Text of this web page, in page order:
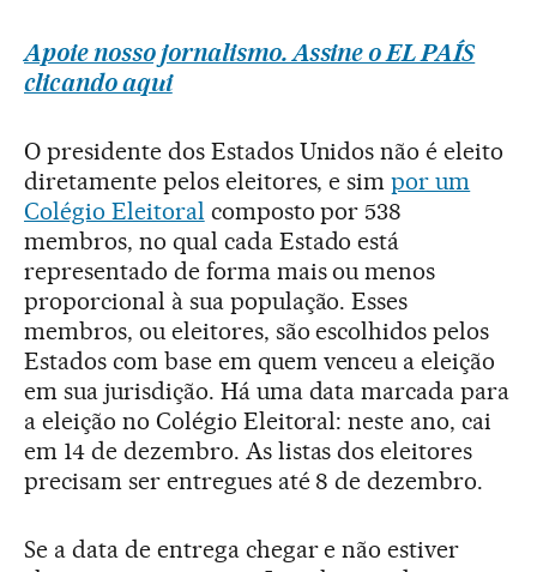
Apoie nosso jornalismo. Assine o EL PAÍS
clicando aqui
O presidente dos Estados Unidos não é eleito
diretamente pelos eleitores, e simpor um
Colégio Eleitoral composto por 538
membros, no qual cada Estado está
representado de forma mais ou menos
proporcional à sua população. Esses
membros, ou eleitores, são escolhidos pelos
Estados com base em quem venceu a eleição
em sua jurisdição. Há uma data marcada para
a eleição no Colégio Eleitoral: neste ano, cai
em 14 de dezembro. As listas dos eleitores
precisam ser entregues até 8 de dezembro.
Se a data de entrega chegar e não estiver